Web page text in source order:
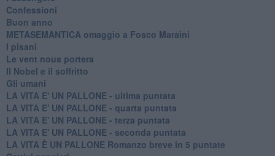
Confessioni
Buon anno
METASEMANTICA omaggio a Fosco Maraini
I pisani
Le vent nous portera
Il Nobel e il soffritto
Gli umani
LA VITA E' UN PALLONE - ultima puntata
LA VITA E' UN PALLONE - quarta puntata
LA VITA E' UN PALLONE - terza puntata
LA VITA E' UN PALLONE - seconda puntata
LA VITA È UN PALLONE Romanzo breve in 5 puntate